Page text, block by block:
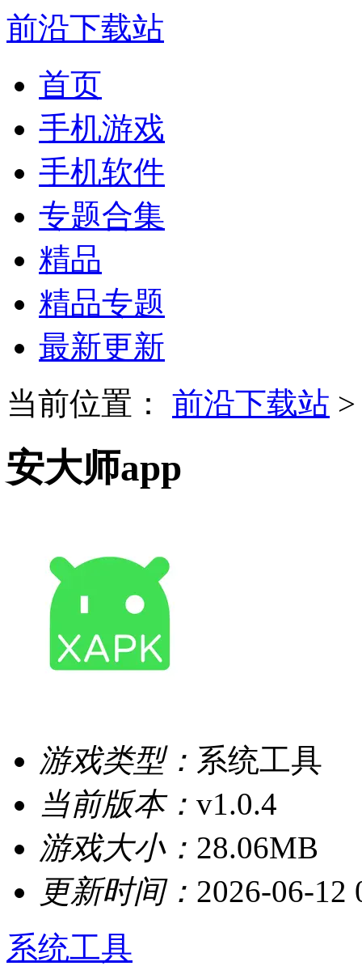
前沿下载站
首页
手机游戏
手机软件
专题合集
精品
精品专题
最新更新
当前位置：
前沿下载站
安大师app
游戏类型： 系统工具
当前版本： v1.0.4
游戏大小： 28.06MB
更新时间： 2026-06-12
系统工具